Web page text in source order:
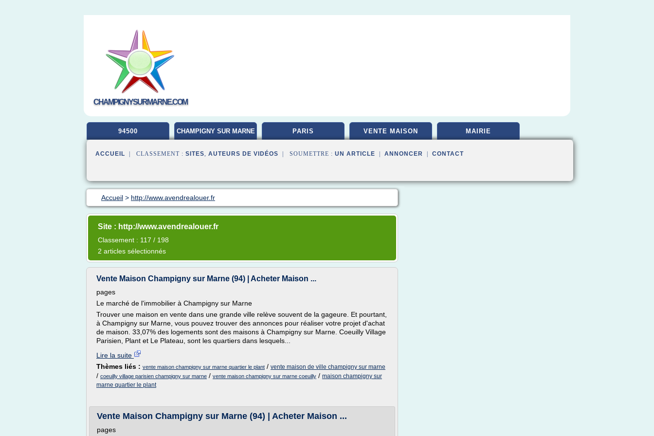
CHAMPIGNYSURMARNE.COM
94500 CHAMPIGNY SUR MARNE PARIS VENTE MAISON MAIRIE
ACCUEIL | CLASSEMENT : SITES, AUTEURS DE VIDÉOS | SOUMETTRE : UN ARTICLE ANNONCER CONTACT
Accueil > http://www.avendrealouer.fr
Site : http://www.avendrealouer.fr
Classement : 117 / 198
2 articles sélectionnés
Vente Maison Champigny sur Marne (94) | Acheter Maison ...
pages
Le marché de l'immobilier à Champigny sur Marne
Trouver une maison en vente dans une grande ville relève souvent de la gageure. Et pourtant,
à Champigny sur Marne, vous pouvez trouver des annonces pour réaliser votre projet d'achat
de maison. 33,07% des logements sont des maisons à Champigny sur Marne. Coeuilly Village
Parisien, Plant et Le Plateau, sont les quartiers dans lesquels...
Lire la suite
Thèmes liés : vente maison champigny sur marne quartier le plant / vente maison de ville champigny sur marne
/ coeuilly village parisien champigny sur marne / vente maison champigny sur marne coeuilly / maison champigny sur
marne quartier le plant
Vente Maison Champigny sur Marne (94) | Acheter Maison ...
pages